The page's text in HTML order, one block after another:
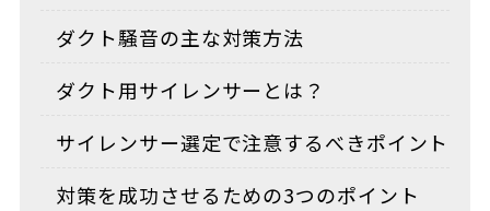
ダクト騒音の主な対策方法
ダクト用サイレンサーとは？
サイレンサー選定で注意するべきポイント
対策を成功させるための3つのポイント